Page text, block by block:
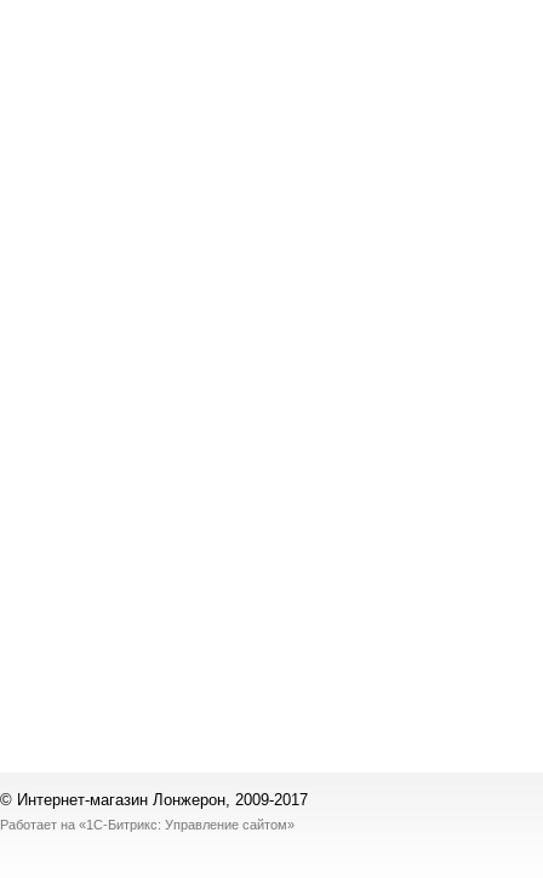
© Интернет-магазин Лонжерон, 2009-2017
Работает на «1С-Битрикс: Управление сайтом»